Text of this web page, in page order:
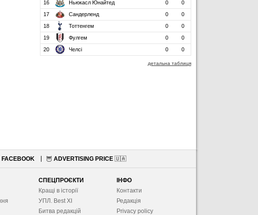
16
Ньюкасл Юнайтед 0
0
17
Сандерленд 0
0
18
Тоттенгем 0
0
19
Фулгем 0
0
20
Челсі 0 0
детальна таблиця
FACEBOOK 🦉 ADVERTISING PRICE 🇺🇦
СПЕЦПРОЄКТИ
Кращі в історії
УПЛ. Best XІ
Битва редакцій
ІНФО
Контакти
Редакція
Privacy policy